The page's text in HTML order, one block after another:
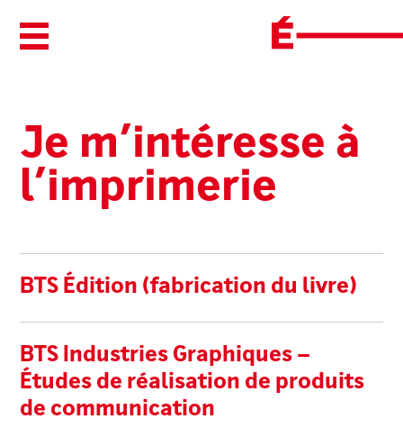
Ouvrir/Fermer le menu
Je m’intéresse à
l’imprimerie
BTS Édition (fabrication du livre)
BTS Industries Graphiques –
Études de réalisation de produits
de communication